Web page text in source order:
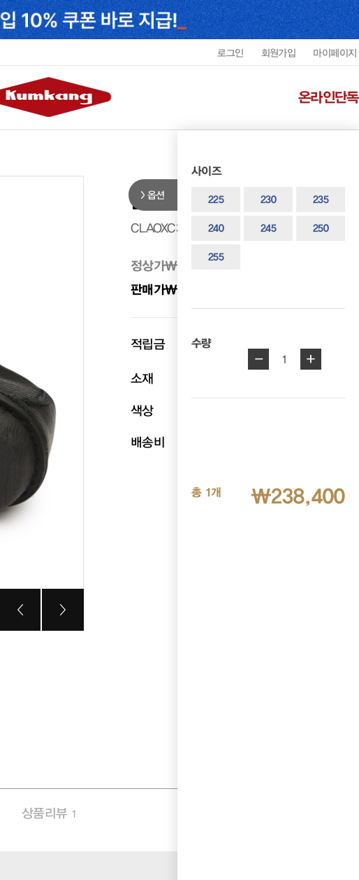
로그인 회원가입 마이페이지
온라인단독
옵션
사이즈
225 230 235
240 245 250
255
수량
- 1 +
총 1개 ₩238,400
클락스 여성 쿠션 컴포트화
CLAOXC3753WF1
정상가₩ 298,000
판매가₩ 238,400
적립금
소재
색상
배송비
상품리뷰 1